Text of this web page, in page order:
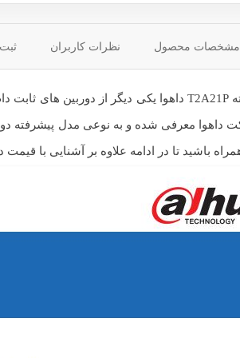
مشخصات محصول نظرات کاربران